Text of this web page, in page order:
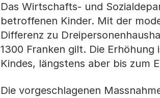
Das Wirtschafts- und
betroffenen Kinder. Mit der
Differenz zu
1300 Franken gilt. Die
Kindes, längstens aber bis zum
Die vorgeschlagenen